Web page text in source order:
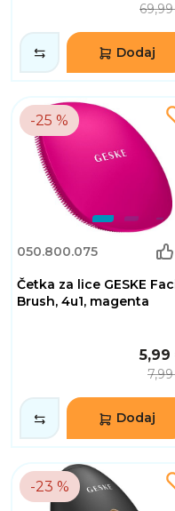
Dodaj
-25 %
050.800.075
Četka za lice GESKE
Brush, 4u1, magenta
Dodaj
-23 %